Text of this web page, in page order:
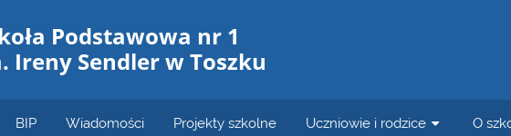
Podstawowa nr 1
Ireny Sendler w Toszku
BIP Wiadomości Projekty szkolne Uczniowie i rodzice O